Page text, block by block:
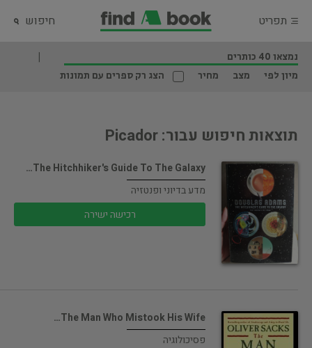
תפריט חיפוש
נמצאו 40 כותרים
מיון לפי
מצב מחיר הצג רק ספרים עם תמונות
תוצאות חיפוש עבור: Picador
The Hitchhiker's Guide To The Galaxy…
מדע בדיוני ופנטזיה
רכישה ישירה
The Man Who Mistook His Wife…
פסיכולוגיה